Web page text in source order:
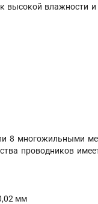
влажности
8 многожильными
проводников
мм